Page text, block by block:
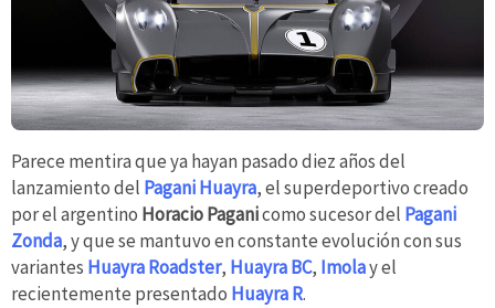
Parece mentira que ya hayan pasado diez años del
lanzamiento del Pagani Huayra, el superdeportivo creado
por el argentino Horacio Paganicomo sucesor del Pagani
Zonda, y que se mantuvo en constante evolución con sus
variantes Huayra Roadster, Huayra BC, Imolay el
recientemente presentado Huayra R.